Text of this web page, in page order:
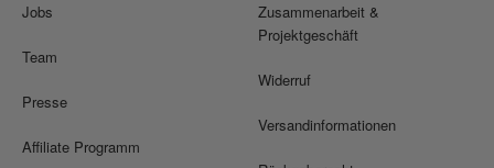
Jobs
Team
Presse
Affiliate Programm
Zusammenarbeit &
Projektgeschäft
Widerruf
Versandinformationen